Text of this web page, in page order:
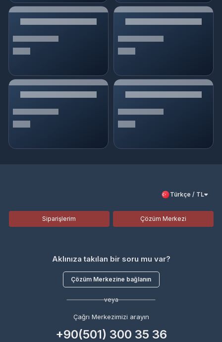
Türkçe / TL
Siparişlerim Çözüm Merkezi
Aklınıza takılan bir soru mu var?
Çözüm Merkezine bağlanın
veya
Çağrı Merkezimizi arayın
+90(501) 300 35 36